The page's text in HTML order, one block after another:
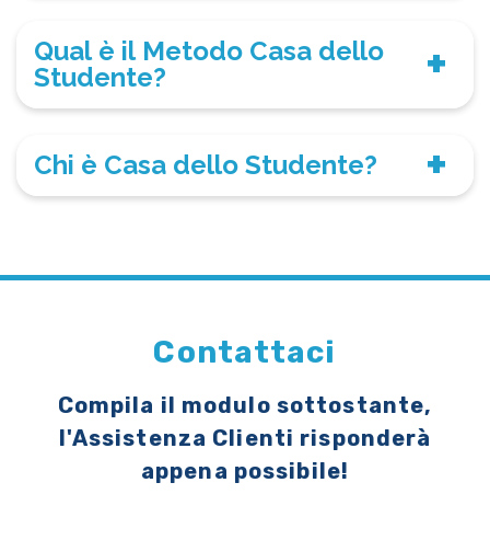
Qual è il Metodo Casa dello
Studente?
Chi è Casa dello Studente?
Contattaci
Compila il modulo sottostante,
l'Assistenza Clienti risponderà
appena possibile!